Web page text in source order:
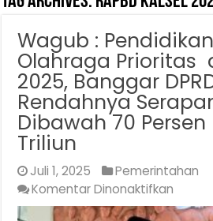
Wagub :
Olahraga Prioritas
2025, Banggar
Rendahnya
Dibawah 70 Persen
Triliun
Juli 1, 2025
Pemerintahan
Komentar Dinonaktifkan